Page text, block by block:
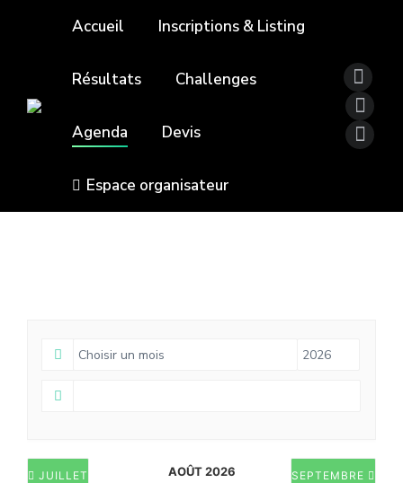
Accueil Inscriptions & Listing
Résultats Challenges
Agenda Devis
Espace organisateur
JUILLET AOÛT 2026 SEPTEMBRE